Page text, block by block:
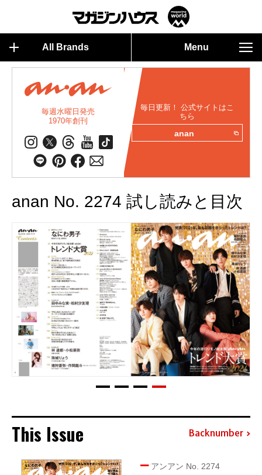
All Brands Menu
毎週水曜日発売
1970年創刊
毎日更新！ 公式サイトはこ
ちら
anan
anan No. 2274 試し読みと目次
This Issue Backnumber
アンアン No. 2274